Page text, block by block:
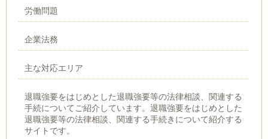
労働問題
企業法務
主な対応エリア
退職強要をはじめとした退職強要等の法律相談、関連する
手続についてご紹介しています。退職強要をはじめとした
退職強要等の法律相談、関連する手続きについて紹介する
サイトです。